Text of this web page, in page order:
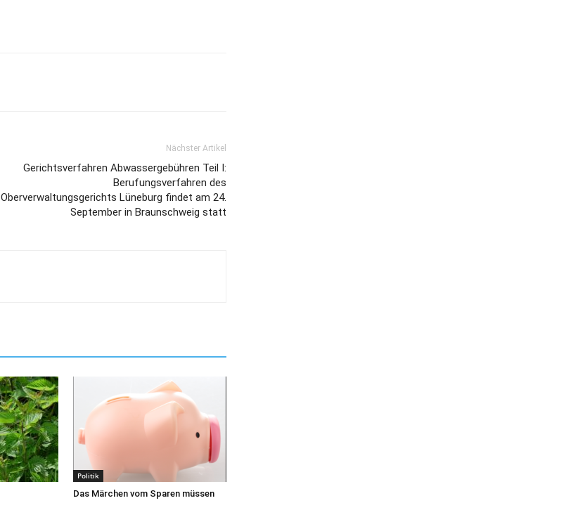
Nächster Artikel
Gerichtsverfahren Abwassergebühren Teil I:
Berufungsverfahren des
Oberverwaltungsgerichts Lüneburg findet am 24.
September in Braunschweig statt
Politik
Das Märchen vom Sparen müssen